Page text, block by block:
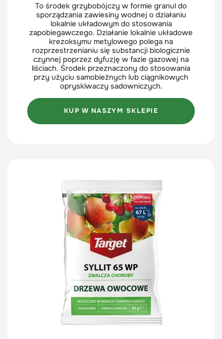
To środek grzybobójczy w formie granul do
sporządzania zawiesiny wodnej o działaniu
lokalnie układowym do stosowania
zapobiegawczego. Działanie lokalnie układowe
krezoksymu metylowego polega na
rozprzestrzenianiu się substancji biologicznie
czynnej poprzez dyfuzję w fazie gazowej na
liściach. Środek przeznaczony do stosowania
przy użyciu samobieżnych lub ciągnikowych
opryskiwaczy sadowniczych.
KUP W NASZYM SKLEPIE